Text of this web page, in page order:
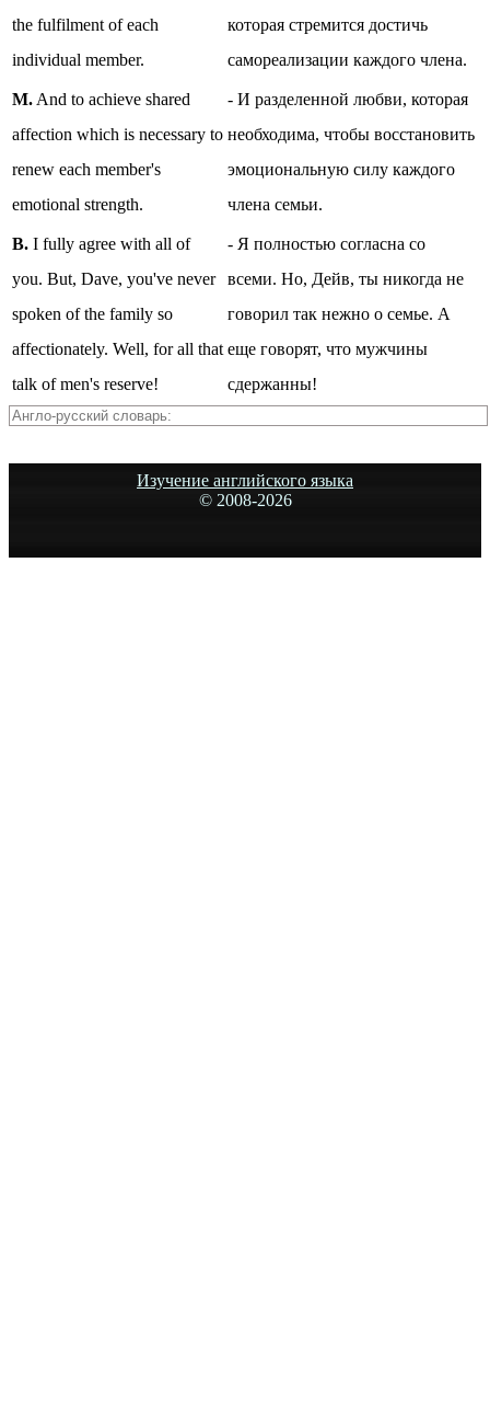
the fulfilment of each
individual member.
которая стремится достичь
самореализации каждого члена.
M. And to achieve shared
affection which is necessary to
renew each member's
emotional strength.
- И разделенной любви, которая
необходима, чтобы восстановить
эмоциональную силу каждого
члена семьи.
B. I fully agree with all of
you. But, Dave, you've never
spoken of the family so
affectionately. Well, for all that
talk of men's reserve!
- Я полностью согласна со
всеми. Но, Дейв, ты никогда не
говорил так нежно о семье. А
еще говорят, что мужчины
сдержанны!
Изучение английского языка
© 2008-2026